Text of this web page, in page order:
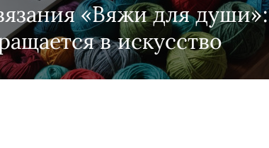
«Вяжи для души»:
в искусство